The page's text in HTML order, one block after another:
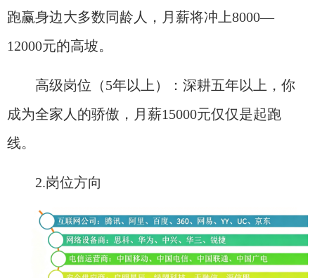
跑赢身边大多数同龄人，月薪将冲上8000—
12000元的高坡。
高级岗位（5年以上）：深耕五年以上，你
成为全家人的骄傲，月薪15000元仅仅是起跑
线。
2.岗位方向